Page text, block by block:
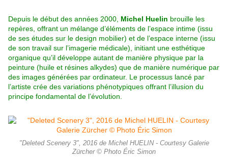
Depuis le début des années 2000, Michel Huelin brouille les
repères, offrant un mélange d’éléments de l’espace intime (issu
de ses études sur le design mobilier) et de l’espace interne (issu
de son travail sur l’imagerie médicale), initiant une esthétique
organique qu’il développe autant de manière physique par la
peinture (huile et résines alkydes) que de manière numérique par
des images générées par ordinateur. Le processus lancé par
l’artiste crée des variations phénotypiques offrant l’illusion du
principe fondamental de l’évolution.
"Deleted Scenery 3", 2016 de Michel HUELIN - Courtesy Galerie
Zürcher © Photo Éric Simon